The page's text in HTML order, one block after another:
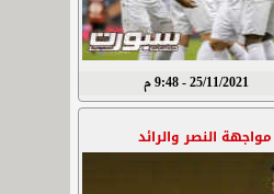
25/11/2021 - 9:48 م
النصر والرائد